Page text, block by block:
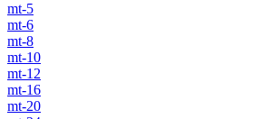
mt-5
mt-6
mt-8
mt-10
mt-12
mt-16
mt-20